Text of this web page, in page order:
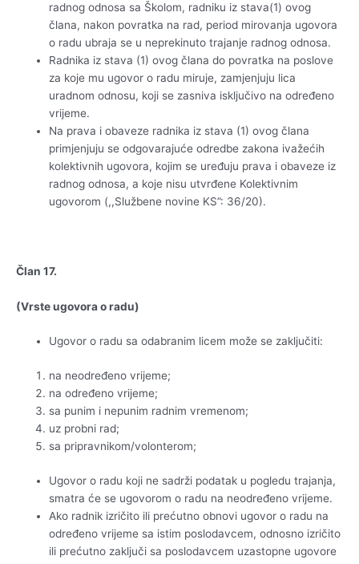
radnog odnosa sa Školom, radniku iz stava(1) ovog
člana, nakon povratka na rad, period mirovanja ugovora
o radu ubraja se u neprekinuto trajanje radnog odnosa.
Radnika iz stava (1) ovog člana do povratka na poslove
za koje mu ugovor o radu miruje, zamjenjuju lica
uradnom odnosu, koji se zasniva isključivo na određeno
vrijeme.
Na prava i obaveze radnika iz stava (1) ovog člana
primjenjuju se odgovarajuće odredbe zakona ivažećih
kolektivnih ugovora, kojim se uređuju prava i obaveze iz
radnog odnosa, a koje nisu utvrđene Kolektivnim
ugovorom (,,Službene novine KS”: 36/20).
Član 17.
(Vrste ugovora o radu)
Ugovor o radu sa odabranim licem može se zaključiti:
na neodređeno vrijeme;
na određeno vrijeme;
sa punim i nepunim radnim vremenom;
uz probni rad;
sa pripravnikom/volonterom;
Ugovor o radu koji ne sadrži podatak u pogledu trajanja,
smatra će se ugovorom o radu na neodređeno vrijeme.
Ako radnik izričito ili prećutno obnovi ugovor o radu na
određeno vrijeme sa istim poslodavcem, odnosno izričito
ili prećutno zaključi sa poslodavcem uzastopne ugovore